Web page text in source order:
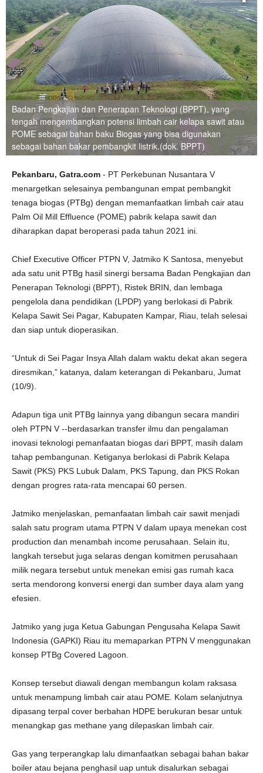
Badan Pengkajian dan Penerapan Teknologi (BPPT), yang
tengah mengembangkan potensi limbah cair kelapa sawit atau
POME sebagai bahan baku Biogas yang bisa digunakan
sebagai bahan bakar pembangkit listrik.(dok. BPPT)
Pekanbaru, Gatra.com - PT Perkebunan Nusantara V
menargetkan selesainya pembangunan empat pembangkit
tenaga biogas (PTBg) dengan memanfaatkan limbah cair atau
Palm Oil Mill Effluence (POME) pabrik kelapa sawit dan
diharapkan dapat beroperasi pada tahun 2021 ini.
Chief Executive Officer PTPN V, Jatmiko K Santosa, menyebut
ada satu unit PTBg hasil sinergi bersama Badan Pengkajian dan
Penerapan Teknologi (BPPT), Ristek BRIN, dan lembaga
pengelola dana pendidikan (LPDP) yang berlokasi di Pabrik
Kelapa Sawit Sei Pagar, Kabupaten Kampar, Riau, telah selesai
dan siap untuk dioperasikan.
“Untuk di Sei Pagar Insya Allah dalam waktu dekat akan segera
diresmikan,” katanya, dalam keterangan di Pekanbaru, Jumat
(10/9).
Adapun tiga unit PTBg lainnya yang dibangun secara mandiri
oleh PTPN V --berdasarkan transfer ilmu dan pengalaman
inovasi teknologi pemanfaatan biogas dari BPPT, masih dalam
tahap pembangunan. Ketiganya berlokasi di Pabrik Kelapa
Sawit (PKS) PKS Lubuk Dalam, PKS Tapung, dan PKS Rokan
dengan progres rata-rata mencapai 60 persen.
Jatmiko menjelaskan, pemanfaatan limbah cair sawit menjadi
salah satu program utama PTPN V dalam upaya menekan cost
production dan menambah income perusahaan. Selain itu,
langkah tersebut juga selaras dengan komitmen perusahaan
milik negara tersebut untuk menekan emisi gas rumah kaca
serta mendorong konversi energi dan sumber daya alam yang
efesien.
Jatmiko yang juga Ketua Gabungan Pengusaha Kelapa Sawit
Indonesia (GAPKI) Riau itu memaparkan PTPN V menggunakan
konsep PTBg Covered Lagoon.
Konsep tersebut diawali dengan membangun kolam raksasa
untuk menampung limbah cair atau POME. Kolam selanjutnya
dipasang terpal cover berbahan HDPE berukuran besar untuk
menangkap gas methane yang dilepaskan limbah cair.
Gas yang terperangkap lalu dimanfaatkan sebagai bahan bakar
boiler atau bejana penghasil uap untuk disalurkan sebagai